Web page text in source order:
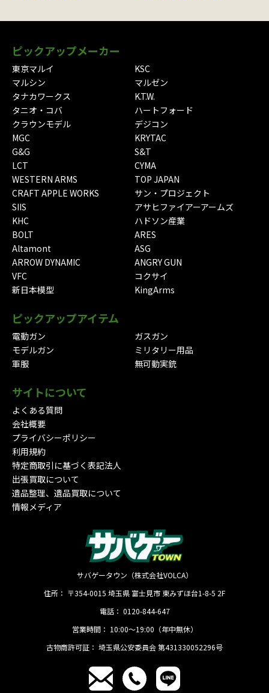
ピックアップメーカー
東京マルイ
KSC
マルシン
マルゼン
タナカワークス
K.T.W.
タニオ・コバ
ハートフォード
クラウンモデル
デジコン
MGC
KRYTAC
G&G
S&T
LCT
CYMA
WESTERN ARMS
TOP JAPAN
CRAFT APPLE WORKS
サン・プロジェクト
SIIS
アサヒファイアーアームズ
KHC
ハドソン産業
BOLT
ARES
Altamont
ASG
ARROW DYNAMIC
ANGRY GUN
VFC
コクサイ
新日本模型
KingArms
ピックアップアイテム
電動ガン
ガスガン
モデルガン
ミリタリー用品
軍服
無可動実銃
サイトについて
よくある質問
会社概要
プライバシーポリシー
利用規約
特定商取引に基づく表記法人
出張買取について
遺品整理、遺品買取について
情報メディア
サバゲータウン（株式会社VOLCA）
住所： 〒354-0015 埼玉県 富士見市 東みずほ台1-8-5 2F
電話： 0120-844-647
営業時間： 10:00〜19:00（年中無休）
古物商許可証： 埼玉県公安委員会 第431330052296号